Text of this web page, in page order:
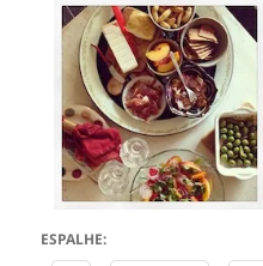
ESPALHE: